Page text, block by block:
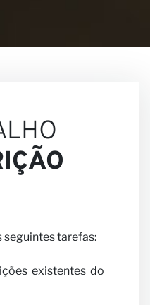
seguintes tarefas:
existentes do